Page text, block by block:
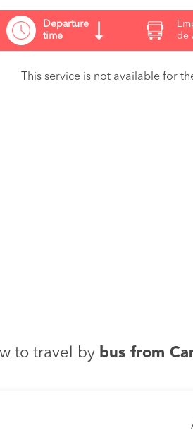
Departure
time
de
This service is not available for
to travel by bus from